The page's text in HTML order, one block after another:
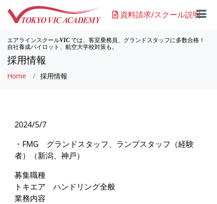
資料請求/スクール説明
エアラインスクールVIC では、客室乗務員、グランドスタッフに多数合格！
自社養成パイロット、航空大学校対策も。
採用情報
Home 採用情報
2024/5/7
・FMG グランドスタッフ、ランプスタッフ（経験
者）（新潟、神戸）
募集職種
トキエア ハンドリング全般
業務内容